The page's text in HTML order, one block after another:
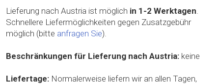
Lieferung nach Austria ist möglich in 1-2 Werktagen.
Schnellere Liefermöglichkeiten gegen Zusatzgebühr
möglich (bitte anfragen Sie).
Beschränkungen für Lieferung nach Austria: keine
Liefertage: Normalerweise liefern wir an allen Tagen,